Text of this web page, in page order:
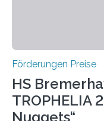
Förderungen Preise
HS
TROPHELIA
Nuggets“